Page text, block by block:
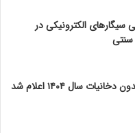
الکترونیکی در
سنتی
سال ۱۴۰۴ اعلام شد